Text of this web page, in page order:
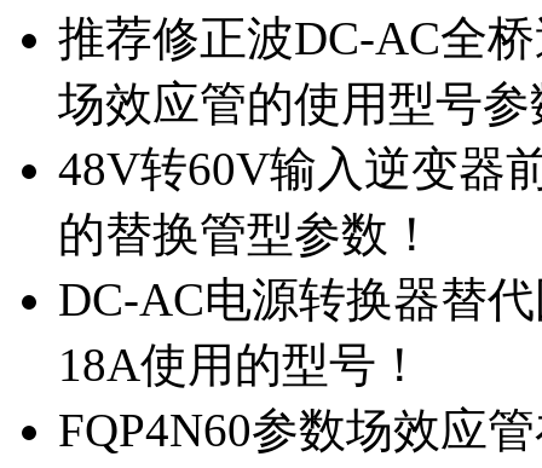
推荐修正波DC-AC全
场效应管的使用型号参
48V转60V输入逆变器
的替换管型参数！
DC-AC电源转换器替
18A使用的型号！
FQP4N60参数场效应